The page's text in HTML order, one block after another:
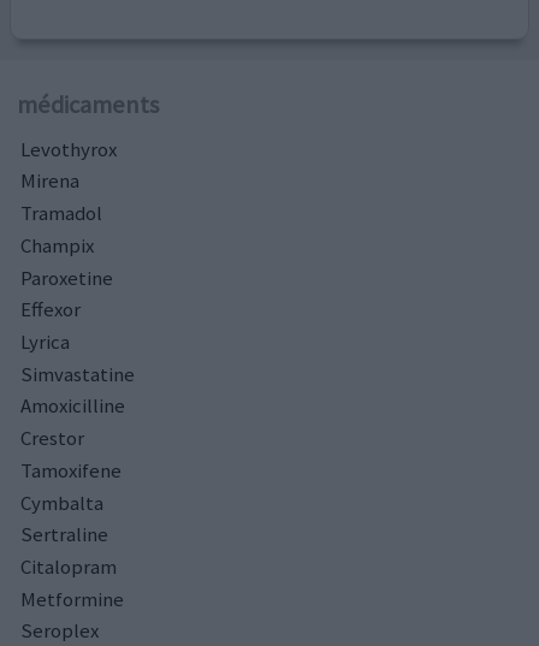
médicaments
Levothyrox
Mirena
Tramadol
Champix
Paroxetine
Effexor
Lyrica
Simvastatine
Amoxicilline
Crestor
Tamoxifene
Cymbalta
Sertraline
Citalopram
Metformine
Seroplex